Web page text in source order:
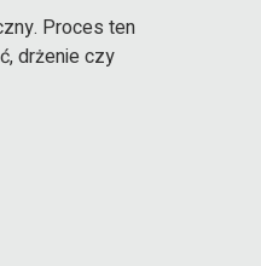
Proces ten
drżenie czy